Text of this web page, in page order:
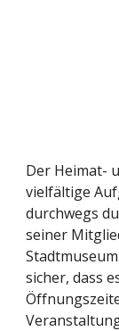
Der Heimat-
vielfältige
durchwegs
seiner
sicher, dass